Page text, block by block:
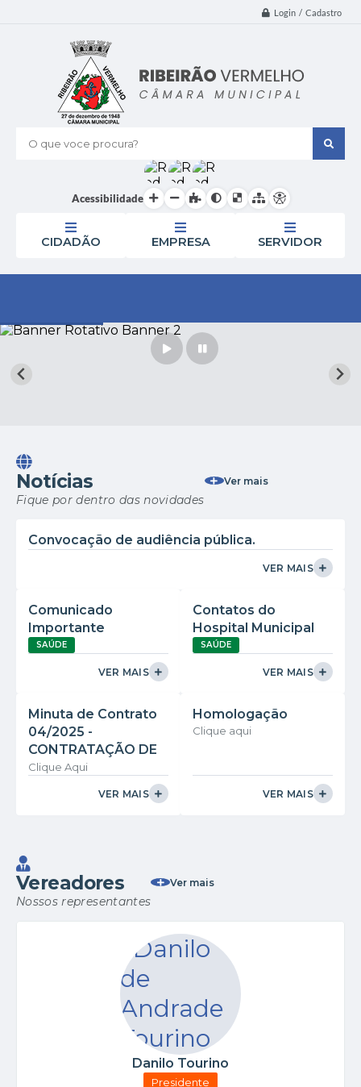
Login / Cadastro
O que voce procura?
Acessibilidade
CIDADÃO EMPRESA SERVIDOR
Notícias
Fique por dentro das novidades
Ver mais
Convocação de audiência pública.
VER MAIS
Comunicado
Importante
SAÚDE
VER MAIS
Contatos do
Hospital Municipal
SAÚDE
VER MAIS
Minuta de Contrato
04/2025 -
CONTRATAÇÃO DE
EMPRESA PARA A
SERVIÇOS DE
MUNICIPAL DE
RIBEIRÃO
VERMELHO/MG
Clique Aqui
VER MAIS
Homologação
Clique aqui
VER MAIS
Vereadores
Nossos representantes
Ver mais
Danilo Tourino
Presidente